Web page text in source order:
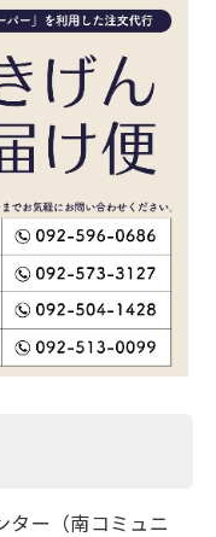
ター（南コミュニ